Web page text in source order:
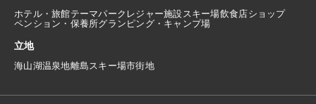
ホテル・旅館テーマパーク レジャー施設 スキー場飲食店ショップ
ペンション・保養所グランピング・キャンプ場
立地
海山湖温泉地離島 スキー場市街地